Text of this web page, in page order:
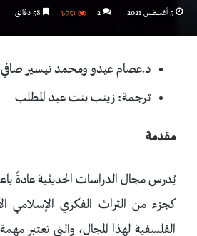
5 أغسطس 2021 2 3٬751
د.عصام عيدو ومحمد تيسير صافي
ترجمة: زينب بنت عبد المطلب
مقدمة
يُدرس مجال الدراسات الحديثية عادةً
كجزء من التراث الفكري الإسلامي
الفلسفية لهذا المجال، والتي تعتبر